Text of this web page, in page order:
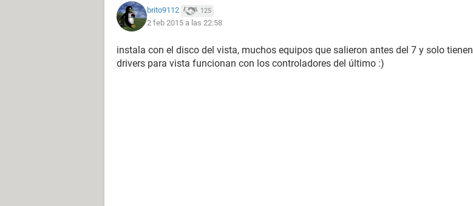
brito9112 125
2 feb 2015 a las 22:58
instala con el disco del vista, muchos equipos que salieron antes del 7 y solo tienen
drivers para vista funcionan con los controladores del último :)